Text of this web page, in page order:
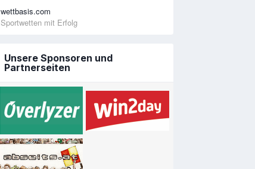
wettbasis.com
Sportwetten mit Erfolg
Unsere Sponsoren und
Partnerseiten